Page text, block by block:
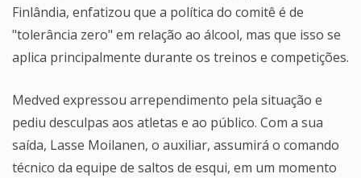
Finlândia, enfatizou que a política do comitê é de
"tolerância zero" em relação ao álcool, mas que isso se
aplica principalmente durante os treinos e competições.
Medved expressou arrependimento pela situação e
pediu desculpas aos atletas e ao público. Com a sua
saída, Lasse Moilanen, o auxiliar, assumirá o comando
técnico da equipe de saltos de esqui, em um momento